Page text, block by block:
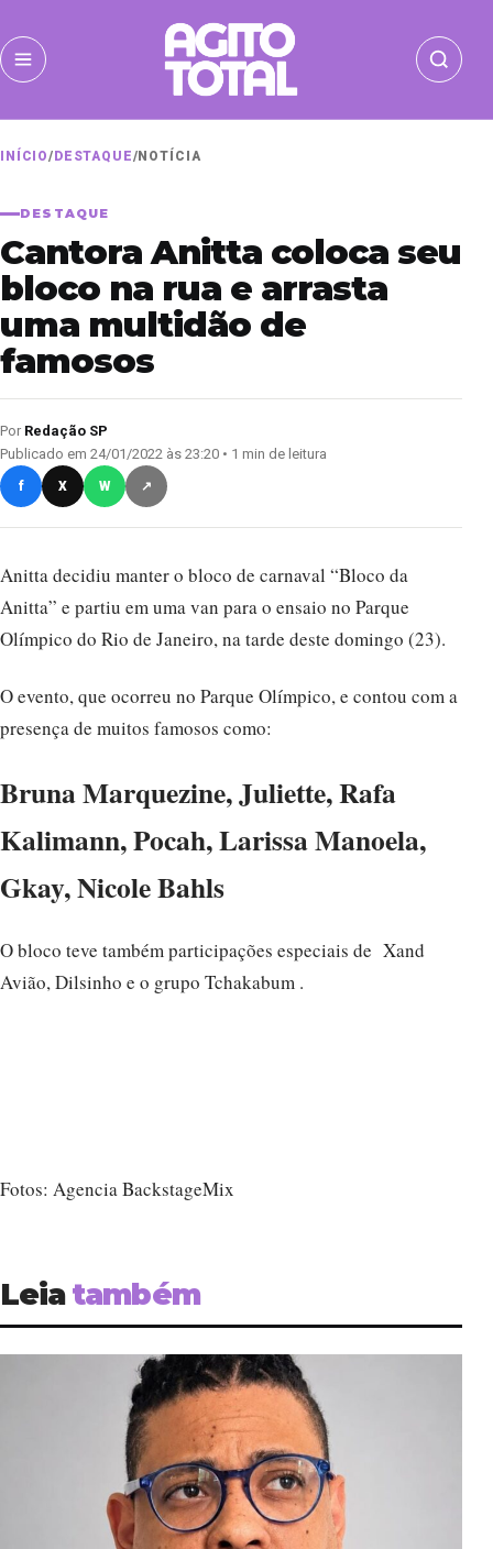
INÍCIO/ DESTAQUE/ NOTÍCIA
DESTAQUE
Cantora Anitta coloca seu
bloco na rua e arrasta
uma multidão de
famosos
Por Redação SP
Publicado em 24/01/2022 às 23:20 • 1 min de leitura
f X W ↗
Anitta decidiu manter o bloco de carnaval “Bloco da
Anitta” e partiu em uma van para o ensaio no Parque
Olímpico do Rio de Janeiro, na tarde deste domingo (23).
O evento, que ocorreu no Parque Olímpico, e contou com a
presença de muitos famosos como:
Bruna Marquezine, Juliette, Rafa
Kalimann, Pocah, Larissa Manoela,
Gkay, Nicole Bahls
O bloco teve também participações especiais de Xand
Avião, Dilsinho e o grupo Tchakabum .
Fotos: Agencia BackstageMix
Leiatambém